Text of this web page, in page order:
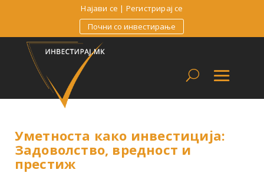
Најави се | Регистрирај се
Почни со инвестирање
Уметноста како инвестиција:
Задоволство, вредност и
престиж